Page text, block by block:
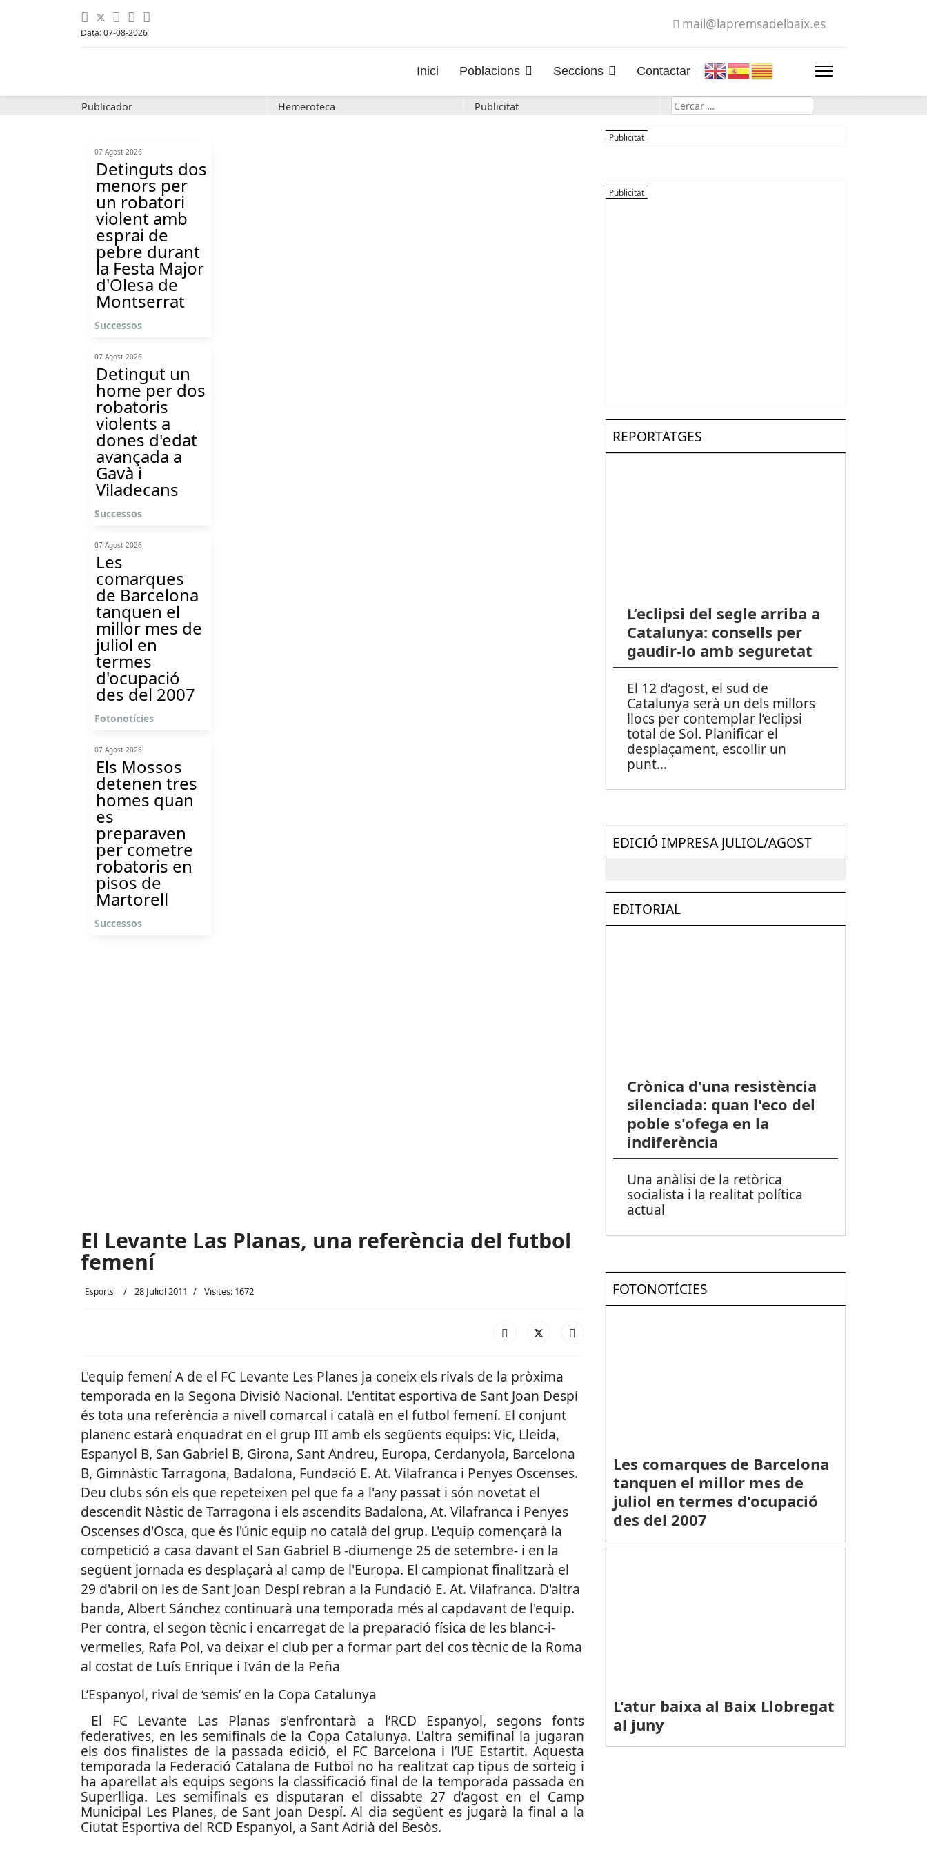
Data: 07-08-2026
mail@lapremsadelbaix.es
Inici Poblacions Seccions Contactar
Publicador Hemeroteca Publicitat Cerca
07 Agost 2026
Detinguts dos
menors per
un robatori
violent amb
esprai de
pebre durant
la Festa Major
d'Olesa de
Montserrat
Successos
07 Agost 2026
Detingut un
home per dos
robatoris
violents a
dones d'edat
avançada a
Gavà i
Viladecans
Successos
07 Agost 2026
Les
comarques
de Barcelona
tanquen el
millor mes de
juliol en
termes
d'ocupació
des del 2007
Fotonotícies
07 Agost 2026
Els Mossos
detenen tres
homes quan
es
preparaven
per cometre
robatoris en
pisos de
Martorell
Successos
El Levante Las Planas, una referència del futbol
femení
Esports 28 Juliol 2011 Visites: 1672
L'equip femení A de el FC Levante Les Planes ja coneix els rivals de la pròxima
temporada en la Segona Divisió Nacional. L'entitat esportiva de Sant Joan Despí
és tota una referència a nivell comarcal i català en el futbol femení. El conjunt
planenc estarà enquadrat en el grup III amb els següents equips: Vic, Lleida,
Espanyol B, San Gabriel B, Girona, Sant Andreu, Europa, Cerdanyola, Barcelona
B, Gimnàstic Tarragona, Badalona, Fundació E. At. Vilafranca i Penyes Oscenses.
Deu clubs són els que repeteixen pel que fa a l'any passat i són novetat el
descendit Nàstic de Tarragona i els ascendits Badalona, At. Vilafranca i Penyes
Oscenses d'Osca, que és l'únic equip no català del grup. L'equip començarà la
competició a casa davant el San Gabriel B -diumenge 25 de setembre- i en la
següent jornada es desplaçarà al camp de l'Europa. El campionat finalitzarà el
29 d'abril on les de Sant Joan Despí rebran a la Fundació E. At. Vilafranca. D'altra
banda, Albert Sánchez continuarà una temporada més al capdavant de l'equip.
Per contra, el segon tècnic i encarregat de la preparació física de les blanc-i-
vermelles, Rafa Pol, va deixar el club per a formar part del cos tècnic de la Roma
al costat de Luís Enrique i Iván de la Peña
L’Espanyol, rival de ‘semis’ en la Copa Catalunya
El FC Levante Las Planas s'enfrontarà a l’RCD Espanyol, segons fonts
federatives, en les semifinals de la Copa Catalunya. L'altra semifinal la jugaran
els dos finalistes de la passada edició, el FC Barcelona i l’UE Estartit. Aquesta
temporada la Federació Catalana de Futbol no ha realitzat cap tipus de sorteig i
ha aparellat als equips segons la classificació final de la temporada passada en
Superlliga. Les semifinals es disputaran el dissabte 27 d’agost en el Camp
Municipal Les Planes, de Sant Joan Despí. Al dia següent es jugarà la final a la
Ciutat Esportiva del RCD Espanyol, a Sant Adrià del Besòs.
REPORTATGES
L’eclipsi del segle arriba a
Catalunya: consells per
gaudir-lo amb seguretat
El 12 d’agost, el sud de
Catalunya serà un dels millors
llocs per contemplar l’eclipsi
total de Sol. Planificar el
desplaçament, escollir un
punt...
EDICIÓ IMPRESA JULIOL/AGOST
EDITORIAL
Crònica d'una resistència
silenciada: quan l'eco del
poble s'ofega en la
indiferència
Una anàlisi de la retòrica
socialista i la realitat política
actual
FOTONOTÍCIES
Les comarques de Barcelona
tanquen el millor mes de
juliol en termes d'ocupació
des del 2007
L'atur baixa al Baix Llobregat
al juny